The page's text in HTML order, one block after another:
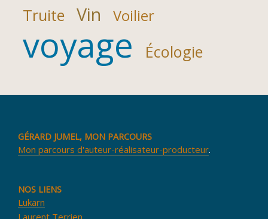
Truite Vin Voilier
voyage Écologie
GÉRARD JUMEL, MON PARCOURS
Mon parcours d'auteur-réalisateur-producteur.
NOS LIENS
Lukarn
Laurent Terrien